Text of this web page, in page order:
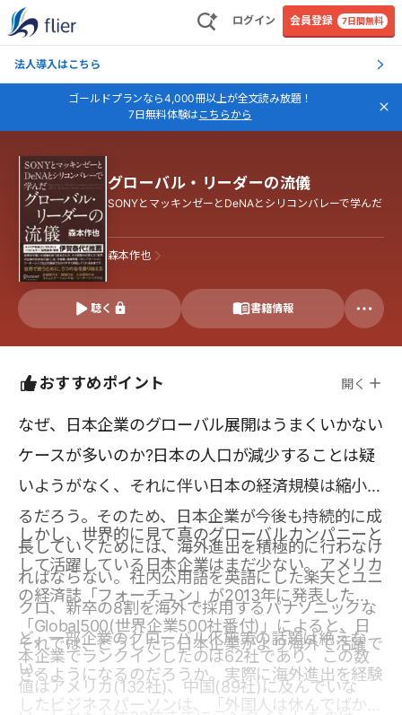
ログイン 会員登録 7日間無料
法人導入はこちら
ゴールドプランなら4,000冊以上が全文読み放題！
7日無料体験はこちらから
グローバル・リーダーの流儀
SONYとマッキンゼーとDeNAとシリコンバレーで学んだ
森本作也
聴く 書籍情報
おすすめポイント 開く
なぜ、日本企業のグローバル展開はうまくいかない
ケースが多いのか?日本の人口が減少することは疑
いようがなく、それに伴い日本の経済規模は縮小す
るだろう。そのため、日本企業が今後も持続的に成
長していくためには、海外進出を積極的に行わなけ
ればならない。社内公用語を英語にした楽天とユニ
クロ、新卒の8割を海外で採用するパナソニックな
ど、一部企業のグローバル化施策の話題は絶えな
い。
しかし、世界的に見て真のグローバルカンパニーと
して活躍している日本企業はまだ少ない。アメリカ
の経済誌「フォーチュン」が2013年に発表した
「Global500(世界企業500社番付)」によると、日
本企業でランクインしたのは62社であり、この数
値はアメリカ(132社)、中国(89社)に及んでいな
それでは、どうしたら日本企業がより海外で活躍で
きるようになるのだろうか。実際に海外進出を経験
したビジネスパーソンは、「外国人は休んでばかり